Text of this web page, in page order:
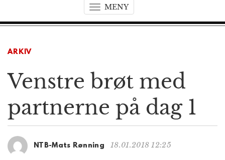
MENYT
o
n
a
i
t
ARKIV
Venstre brøt med
partnerne på dag 1
NTB-Mats Rønning 18.01.2018 12:25